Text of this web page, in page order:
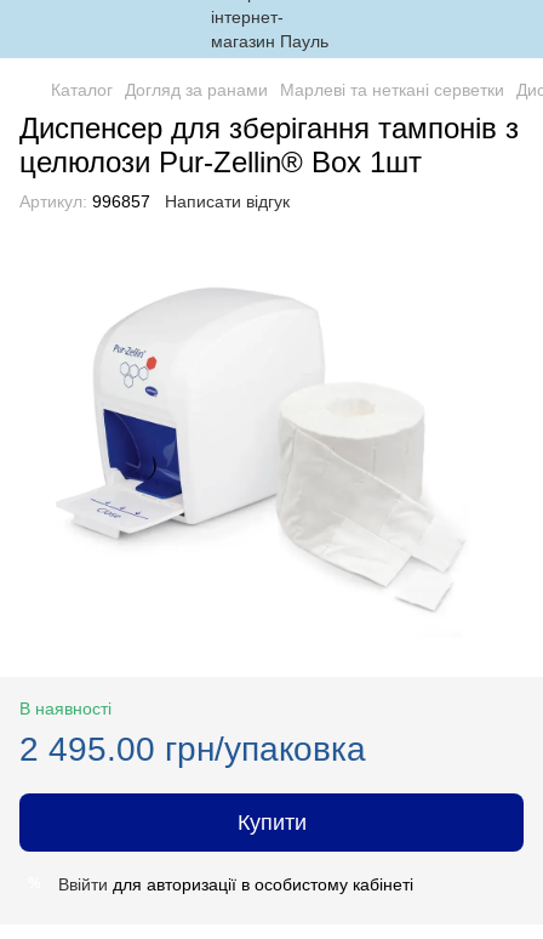
Каталог Догляд за ранами Марлеві та неткані серветки
Диспенсер для зберігання тампонів з
целюлози Pur-Zellin® Box 1шт
Артикул: 996857 Написати відгук
В наявності
2 495.00 грн/упаковка
Купити
Ввійти для авторизації в особистому кабінеті